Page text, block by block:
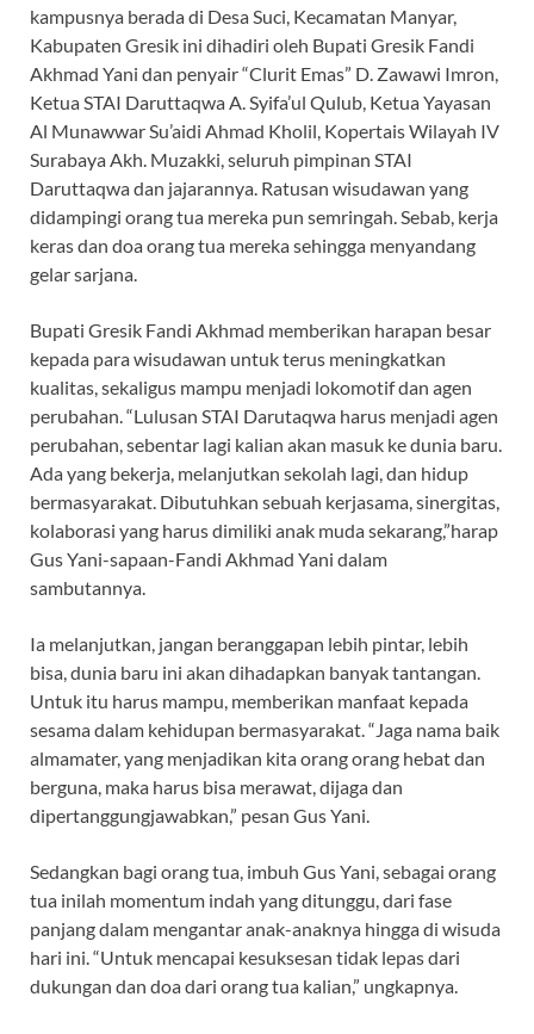
kampusnya berada di Desa Suci, Kecamatan Manyar,
Kabupaten Gresik ini dihadiri oleh Bupati Gresik Fandi
Akhmad Yani dan penyair “Clurit Emas” D. Zawawi Imron,
Ketua STAI Daruttaqwa A. Syifa’ul Qulub, Ketua Yayasan
Al Munawwar Su’aidi Ahmad Kholil, Kopertais Wilayah IV
Surabaya Akh. Muzakki, seluruh pimpinan STAI
Daruttaqwa dan jajarannya. Ratusan wisudawan yang
didampingi orang tua mereka pun semringah. Sebab, kerja
keras dan doa orang tua mereka sehingga menyandang
gelar sarjana.
Bupati Gresik Fandi Akhmad memberikan harapan besar
kepada para wisudawan untuk terus meningkatkan
kualitas, sekaligus mampu menjadi lokomotif dan agen
perubahan. “Lulusan STAI Darutaqwa harus menjadi agen
perubahan, sebentar lagi kalian akan masuk ke dunia baru.
Ada yang bekerja, melanjutkan sekolah lagi, dan hidup
bermasyarakat. Dibutuhkan sebuah kerjasama, sinergitas,
kolaborasi yang harus dimiliki anak muda sekarang,”harap
Gus Yani-sapaan-Fandi Akhmad Yani dalam
sambutannya.
Ia melanjutkan, jangan beranggapan lebih pintar, lebih
bisa, dunia baru ini akan dihadapkan banyak tantangan.
Untuk itu harus mampu, memberikan manfaat kepada
sesama dalam kehidupan bermasyarakat. “Jaga nama baik
almamater, yang menjadikan kita orang orang hebat dan
berguna, maka harus bisa merawat, dijaga dan
dipertanggungjawabkan,” pesan Gus Yani.
Sedangkan bagi orang tua, imbuh Gus Yani, sebagai orang
tua inilah momentum indah yang ditunggu, dari fase
panjang dalam mengantar anak-anaknya hingga di wisuda
hari ini. “Untuk mencapai kesuksesan tidak lepas dari
dukungan dan doa dari orang tua kalian,” ungkapnya.